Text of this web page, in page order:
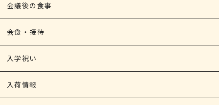
会議後の食事
会食・接待
入学祝い
入荷情報